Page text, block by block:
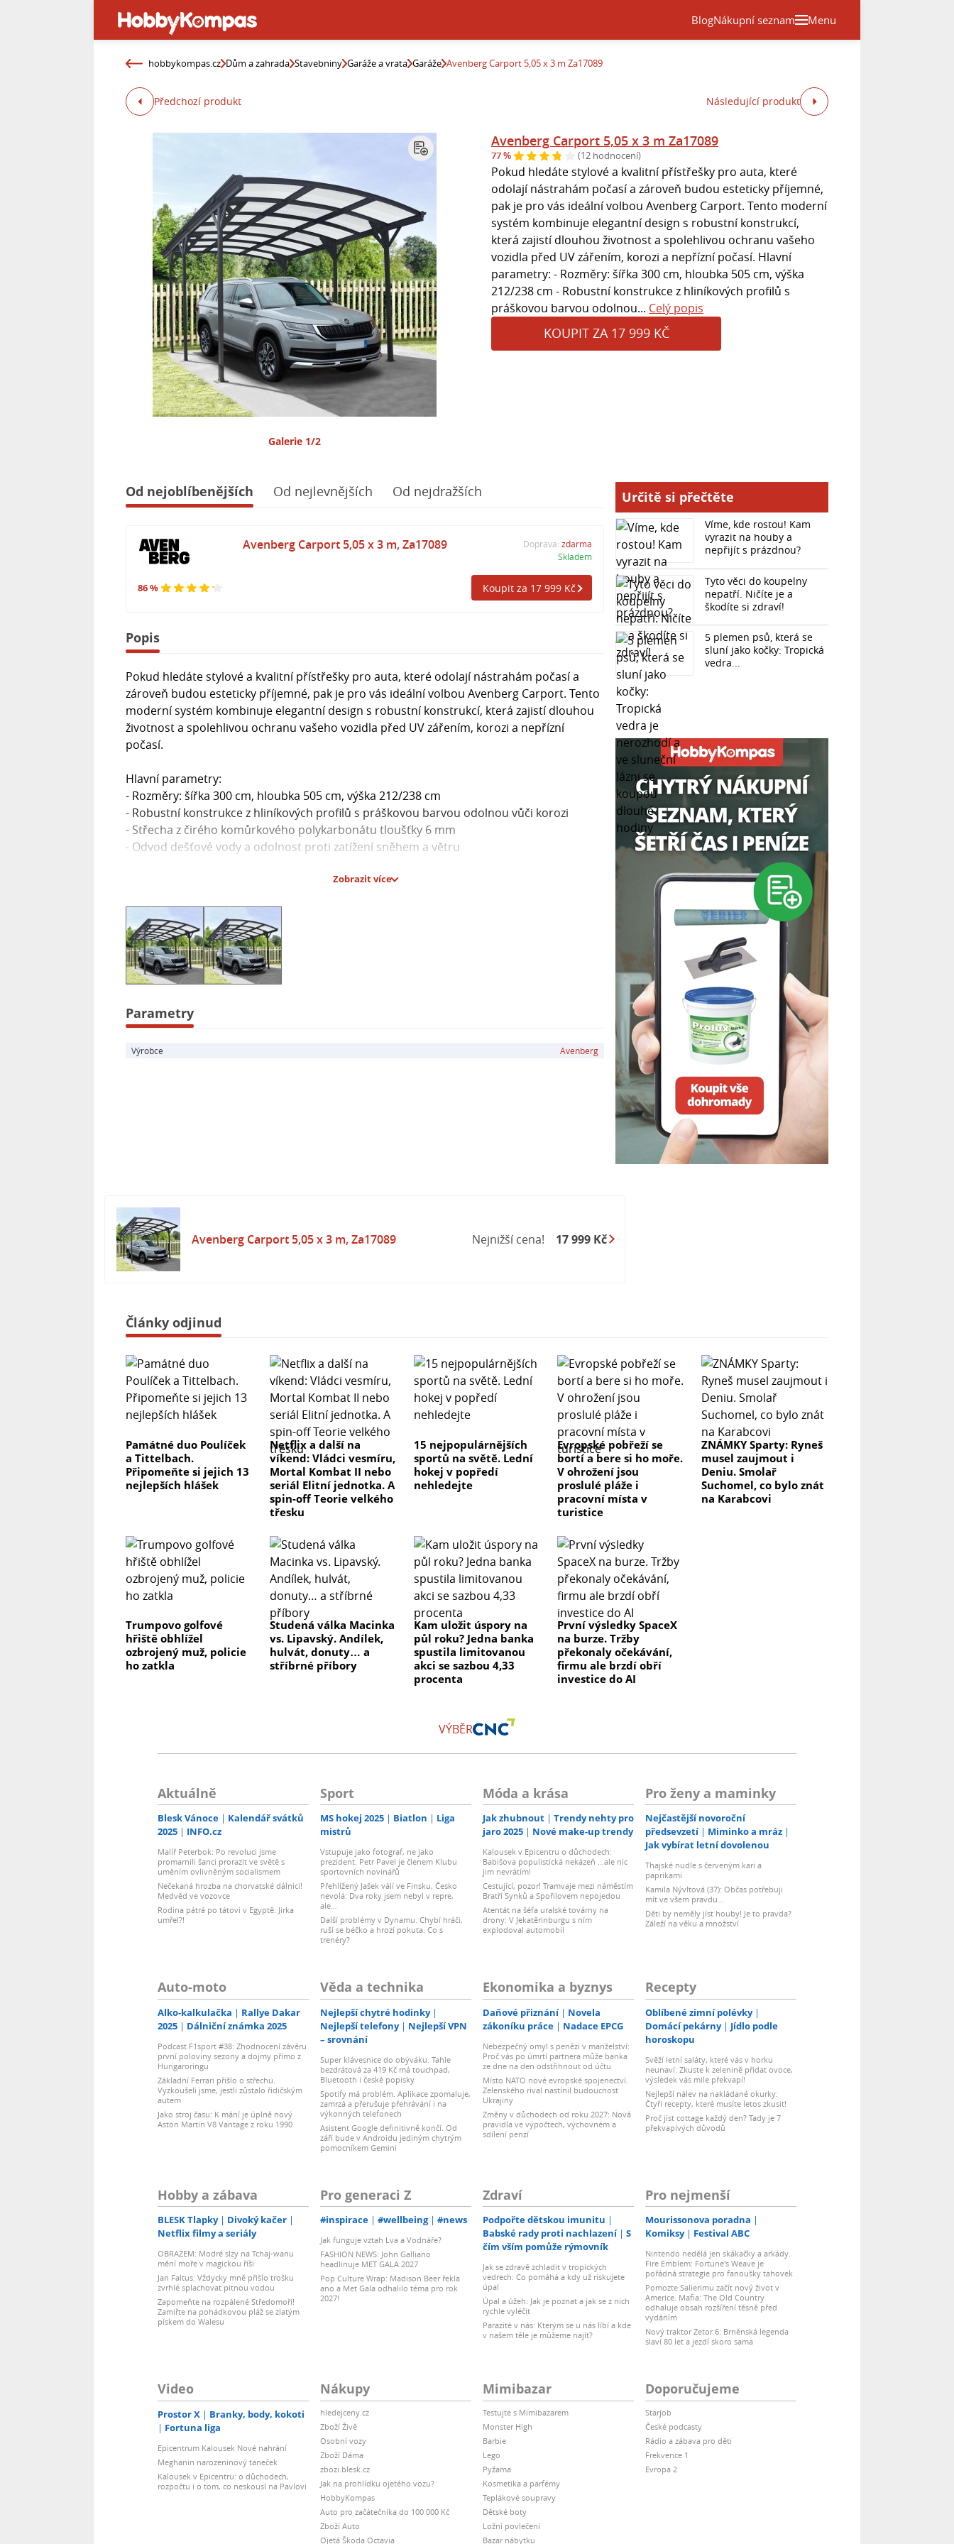
BlogNákupní seznam Menu
hobbykompas.cz Dům a zahrada Stavebniny Garáže a vrata Garáže Avenberg Carport 5,05 x 3 m Za17089
Předchozí produkt Následující produkt
Galerie 1/2
Avenberg Carport 5,05 x 3 m Za17089
77 % (12 hodnocení)
Pokud hledáte stylové a kvalitní přístřešky pro auta, které
odolají nástrahám počasí a zároveň budou esteticky příjemné,
pak je pro vás ideální volbou Avenberg Carport. Tento moderní
systém kombinuje elegantní design s robustní konstrukcí,
která zajistí dlouhou životnost a spolehlivou ochranu vašeho
vozidla před UV zářením, korozi a nepřízní počasí. Hlavní
parametry: - Rozměry: šířka 300 cm, hloubka 505 cm, výška
212/238 cm - Robustní konstrukce z hliníkových profilů s
práškovou barvou odolnou... Celý popis
KOUPIT ZA 17 999 KČ
Od nejoblíbenějších Od nejlevnějších Od nejdražších
86 %
Avenberg Carport 5,05 x 3 m, Za17089 Doprava: zdarma
Skladem
Koupit za 17 999 Kč
Popis
Pokud hledáte stylové a kvalitní přístřešky pro auta, které odolají nástrahám počasí a
zároveň budou esteticky příjemné, pak je pro vás ideální volbou Avenberg Carport. Tento
moderní systém kombinuje elegantní design s robustní konstrukcí, která zajistí dlouhou
životnost a spolehlivou ochranu vašeho vozidla před UV zářením, korozi a nepřízní
počasí.
Hlavní parametry:
- Rozměry: šířka 300 cm, hloubka 505 cm, výška 212/238 cm
- Robustní konstrukce z hliníkových profilů s práškovou barvou odolnou vůči korozi
- Střecha z čirého komůrkového polykarbonátu tloušťky 6 mm
- Odvod dešťové vody a odolnost proti zatížení sněhem a větru
- Dodáváno v demontu s návodem v češtině
- Záruka 2 roky
Avenberg Carport je nejen praktickým řešením pro ochranu vašeho vozidla, ale také
designovým prvkem, který skvěle doplní vaše exteriér. S tímto přístřeškem můžete mít
Zobrazit více
Parametry
Výrobce Avenberg
Určitě si přečtěte
Víme, kde rostou! Kam
vyrazit na houby a
nepřijít s prázdnou?
Tyto věci do koupelny
nepatří. Ničíte je a
škodíte si zdraví!
5 plemen psů, která se
sluní jako kočky: Tropická
vedra...
Avenberg Carport 5,05 x 3 m, Za17089 Nejnižší cena! 17 999 Kč
Články odjinud
Památné duo Poulíček
a Tittelbach.
Připomeňte si jejich 13
nejlepších hlášek
Netflix a další na
víkend: Vládci vesmíru,
Mortal Kombat II nebo
seriál Elitní jednotka. A
spin-off Teorie velkého
třesku
15 nejpopulárnějších
sportů na světě. Lední
hokej v popředí
nehledejte
Evropské pobřeží se
bortí a bere si ho moře.
V ohrožení jsou
proslulé pláže i
pracovní místa v
turistice
ZNÁMKY Sparty: Ryneš
musel zaujmout i
Deniu. Smolař
Suchomel, co bylo znát
na Karabcovi
Trumpovo golfové
hřiště obhlížel
ozbrojený muž, policie
ho zatkla
Studená válka Macinka
vs. Lipavský. Andílek,
hulvát, donuty… a
stříbrné příbory
Kam uložit úspory na
půl roku? Jedna banka
spustila limitovanou
akci se sazbou 4,33
procenta
První výsledky SpaceX
na burze. Tržby
překonaly očekávání,
firmu ale brzdí obří
investice do AI
VÝBĚR
Aktuálně
Blesk Vánoce
Kalendář svátků
2025
INFO.cz
Malíř Peterbok: Po revoluci jsme
promarnili šanci prorazit ve světě s
uměním ovlivněným socialismem
Nečekaná hrozba na chorvatské dálnici!
Medvěd ve vozovce
Rodina pátrá po tátovi v Egyptě: Jirka
umřel?!
Sport
MS hokej 2025 Biatlon
Liga
mistrů
Vstupuje jako fotograf, ne jako
prezident. Petr Pavel je členem Klubu
sportovních novinářů
Přehlížený Jašek válí ve Finsku, Česko
nevolá: Dva roky jsem nebyl v repre,
ale…
Další problémy v Dynamu. Chybí hráči,
ruší se béčko a hrozí pokuta. Co s
trenéry?
Móda a krása
Jak zhubnout
Trendy nehty pro
jaro 2025
Nové make-up trendy
Kalousek v Epicentru o důchodech:
Babišova populistická nekázeň …ale nic
jim nevrátím!
Cestující, pozor! Tramvaje mezi náměstím
Bratří Synků a Spořilovem nepojedou
Atentát na šéfa uralské továrny na
drony: V Jekatěrinburgu s ním
explodoval automobil
Pro ženy a maminky
Nejčastější novoroční
předsevzetí
Miminko a mráz
Jak vybírat letní dovolenou
Thajské nudle s červeným kari a
paprikami
Kamila Nývltová (37): Občas potřebuji
mít ve všem pravdu...
Děti by neměly jíst houby! Je to pravda?
Záleží na věku a množství
Auto-moto
Alko-kalkulačka
Rallye Dakar
2025
Dálniční známka 2025
Podcast F1sport #38: Zhodnocení závěru
první poloviny sezony a dojmy přímo z
Hungaroringu
Základní Ferrari přišlo o střechu.
Vyzkoušeli jsme, jestli zůstalo řidičským
autem
Jako stroj času: K mání je úplně nový
Aston Martin V8 Vantage z roku 1990
Věda a technika
Nejlepší chytré hodinky
Nejlepší telefony
Nejlepší VPN
– srovnání
Super klávesnice do obýváku. Tahle
bezdrátová za 419 Kč má touchpad,
Bluetooth i české popisky
Spotify má problém. Aplikace zpomaluje,
zamrzá a přerušuje přehrávání i na
výkonných telefonech
Asistent Google definitivně končí. Od
září bude v Androidu jediným chytrým
pomocníkem Gemini
Ekonomika a byznys
Daňové přiznání
Novela
zákoníku práce
Nadace EPCG
Nebezpečný omyl s penězi v manželství:
Proč vás po úmrtí partnera může banka
ze dne na den odstřihnout od účtu
Místo NATO nové evropské spojenectví.
Zelenského rival nastínil budoucnost
Ukrajiny
Změny v důchodech od roku 2027: Nová
pravidla ve výpočtech, výchovném a
sdílení penzí
Recepty
Oblíbené zimní polévky
Domácí pekárny
Jídlo podle
horoskopu
Svěží letní saláty, které vás v horku
neunaví: Zkuste k zelenině přidat ovoce,
výsledek vás mile překvapí!
Nejlepší nálev na nakládané okurky:
Čtyři recepty, které musíte letos zkusit!
Proč jíst cottage každý den? Tady je 7
překvapivých důvodů
Hobby a zábava
BLESK Tlapky
Divoký kačer
Netflix filmy a seriály
OBRAZEM: Modré slzy na Tchaj-wanu
mění moře v magickou říši
Jan Faltus: Vždycky mně přišlo trošku
zvrhlé splachovat pitnou vodou
Zapomeňte na rozpálené Středomoří!
Zamiřte na pohádkovou pláž se zlatým
pískem do Walesu
Pro generaci Z
#inspirace #wellbeing #news
Jak funguje vztah Lva a Vodnáře?
FASHION NEWS: John Galliano
headlinuje MET GALA 2027
Pop Culture Wrap: Madison Beer řekla
ano a Met Gala odhalilo téma pro rok
2027!
Zdraví
Podpořte dětskou imunitu
Babské rady proti nachlazení
S
čím vším pomůže rýmovník
Jak se zdravě zchladit v tropických
vedrech: Co pomáhá a kdy už riskujete
úpal
Úpal a úžeh: Jak je poznat a jak se z nich
rychle vyléčit
Parazité v nás: Kterým se u nás líbí a kde
v našem těle je můžeme najít?
Pro nejmenší
Mourissonova poradna
Komiksy
Festival ABC
Nintendo nedělá jen skákačky a arkády.
Fire Emblem: Fortune's Weave je
pořádná strategie pro fanoušky tahovek
Pomozte Salierimu začít nový život v
Americe. Mafia: The Old Country
odhaluje obsah rozšíření těsně před
vydáním
Nový traktor Zetor 6: Brněnská legenda
slaví 80 let a jezdí skoro sama
Video
Prostor X
Branky, body, kokoti
Fortuna liga
Epicentrum Kalousek Nové nahrání
Meghanin narozeninový taneček
Kalousek v Epicentru: o důchodech,
rozpočtu i o tom, co neskousl na Pavlovi
Nákupy
hledejceny.cz
Zboží Živě
Osobní vozy
Zboží Dáma
zbozi.blesk.cz
Jak na prohlídku ojetého vozu?
HobbyKompas
Auto pro začátečníka do 100 000 Kč
Zboží Auto
Ojetá Škoda Octavia
Mimibazar
Testujte s Mimibazarem
Monster High
Barbie
Lego
Pyžama
Kosmetika a parfémy
Teplákové soupravy
Dětské boty
Ložní povlečení
Bazar nábytku
Doporučujeme
Starjob
České podcasty
Rádio a zábava pro děti
Frekvence 1
Evropa 2